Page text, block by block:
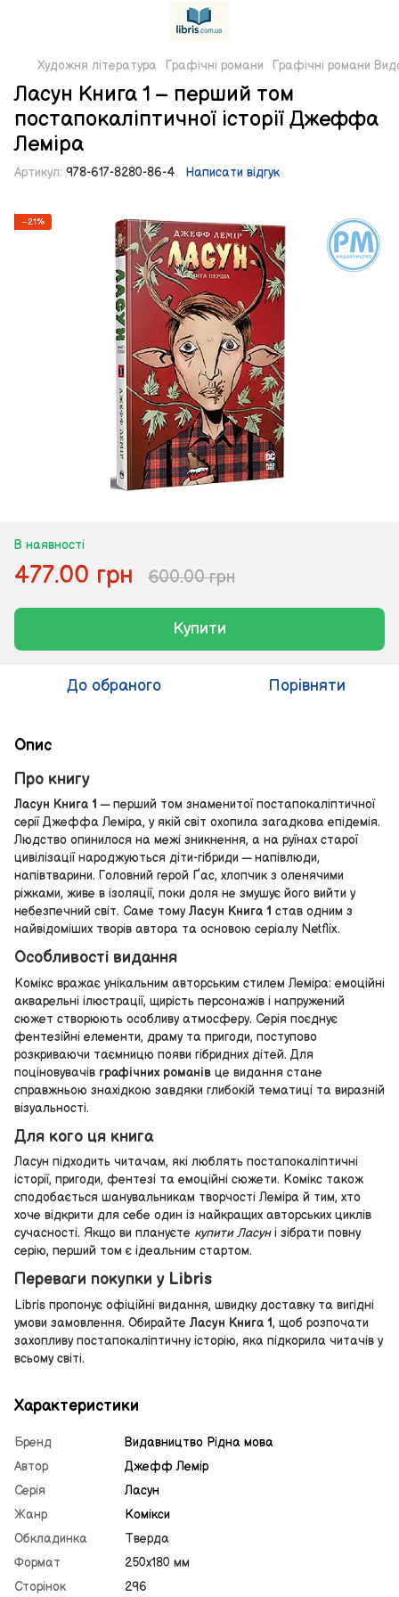
Художня література Графічні романи Графічні романи
Ласун Книга 1 – перший том
постапокаліптичної історії Джеффа
Леміра
Артикул: 978-617-8280-86-4 Написати відгук
−21%
В наявності
477.00 грн 600.00 грн
Купити
До обраного Порівняти
Опис
Про книгу
Ласун Книга 1 — перший том знаменитої постапокаліптичної
серії Джеффа Леміра, у якій світ охопила загадкова епідемія.
Людство опинилося на межі зникнення, а на руїнах старої
цивілізації народжуються діти-гібриди — напівлюди,
напівтварини. Головний герой Ґас, хлопчик з оленячими
ріжками, живе в ізоляції, поки доля не змушує його вийти у
небезпечний світ. Саме томуЛасун Книга 1 став одним з
найвідоміших творів автора та основою серіалу Netflix.
Особливості видання
Комікс вражає унікальним авторським стилем Леміра: емоційні
акварельні ілюстрації, щирість персонажів і напружений
сюжет створюють особливу атмосферу. Серія поєднує
фентезійні елементи, драму та пригоди, поступово
розкриваючи таємницю появи гібридних дітей. Для
поціновувачів графічних романів це видання стане
справжньою знахідкою завдяки глибокій тематиці та виразній
візуальності.
Для кого ця книга
Ласун підходить читачам, які люблять постапокаліптичні
історії, пригоди, фентезі та емоційні сюжети. Комікс також
сподобається шанувальникам творчості Леміра й тим, хто
хоче відкрити для себе один із найкращих авторських циклів
сучасності. Якщо ви плануєте купити Ласуні зібрати повну
серію, перший том є ідеальним стартом.
Переваги покупки у Libris
Libris пропонує офіційні видання, швидку доставку та вигідні
умови замовлення. Обирайте Ласун Книга 1, щоб розпочати
захопливу постапокаліптичну історію, яка підкорила читачів у
всьому світі.
Характеристики
Бренд
Видавництво Рiдна мова
Автор
Джефф Лемір
Серія
Ласун
Жанр
Комікси
Обкладинка
Тверда
Формат
250х180 мм
Сторінок
296